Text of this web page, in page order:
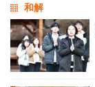
和解